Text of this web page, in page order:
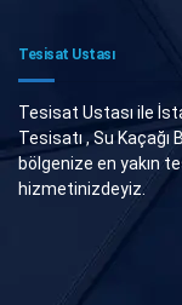
Tesisat Ustası
Tesisat Ustası ile
Tesisatı , Su
bölgenize en yakın
hizmetinizdeyiz.